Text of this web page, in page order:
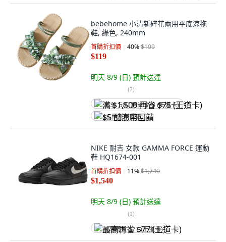
bebehome 小清新碎花兩用平底涼拖
鞋, 綠色, 240mm
首購折扣價 40%$199
$119
明天 8/9 (日) 預計送達
(7)
满 $1,500 再省 $75 (王道卡)
$5 酷澎幣回饋
NIKE 耐吉 女款 GAMMA FORCE 運動
鞋 HQ1674-001
首購折扣價 11%$1,740
$1,540
明天 8/9 (日) 預計送達
(1)
最高再省 $77 (王道卡)